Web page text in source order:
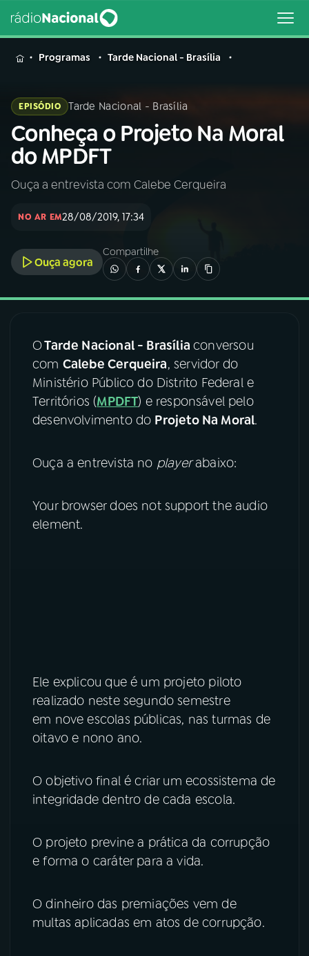
MENU
Buscar
na
Rádio
Nacional
01INÍCIO
02A RÁDIO
03PROGRAMAÇÃO
04 PROGRAMAS
07ÚLTIMAS
Instagram X
TikTok
Programas Tarde Nacional - Brasília
EPISÓDIO Tarde Nacional - Brasília
Conheça o Projeto Na Moral
do MPDFT
Ouça a entrevista com Calebe Cerqueira
NO AR EM28/08/2019, 17:34
Ouça agora
Compartilhe
OTarde Nacional - Brasíliaconversou
com Calebe Cerqueira, servidor do
Ministério Público do Distrito Federal e
Territórios (MPDFT) e responsável pelo
desenvolvimento do Projeto Na Moral.
Ouça a entrevista no playerabaixo:
Your browser does not support the audio
element.
Ele explicou que é um projeto piloto
realizado neste segundo semestre
em nove escolas públicas, nas turmas de
oitavo e nono ano.
O objetivo final é criar um ecossistema de
integridade dentro de cada escola.
O projeto previne a prática da corrupção
e forma o caráter para a vida.
O dinheiro das premiações vem de
multas aplicadas em atos de corrupção.